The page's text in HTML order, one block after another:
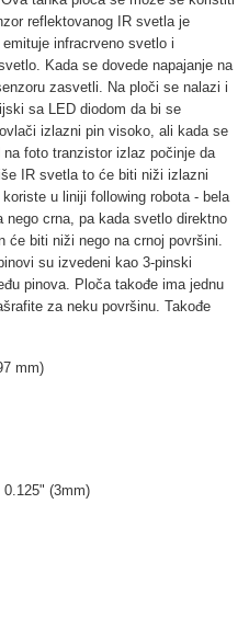
reflektovanog IR svetla je
infracrveno svetlo i
Kada se dovede napajanje na
zasvetli. Na ploči se nalazi i
sa LED diodom da bi se
izlazni pin visoko, ali kada se
foto tranzistor izlaz počinje da
IR svetla to će biti niži izlazni
u liniji following robota - bela
crna, pa kada svetlo direktno
će biti niži nego na crnoj površini.
su izvedeni kao 3-pinski
pinova. Ploča takođe ima jednu
za neku površinu. Takođe
mm)
(3mm)